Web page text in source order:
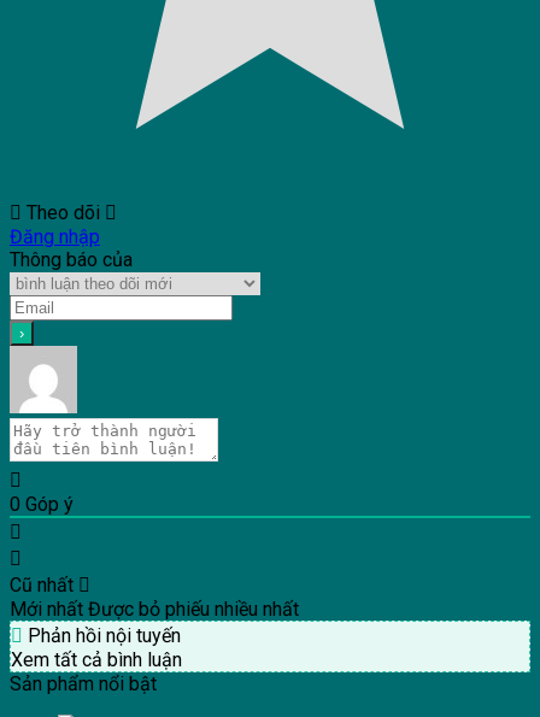
Theo dõi
Đăng nhập
Thông báo của
0 Góp ý
Cũ nhất
Mới nhất Được bỏ phiếu nhiều nhất
Phản hồi nội tuyến
Xem tất cả bình luận
Sản phẩm nổi bật